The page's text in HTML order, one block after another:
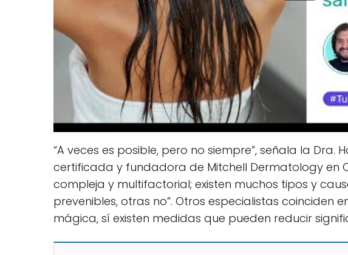
“A veces es posible, pero no siempre”, señala la Dra.
certificada y fundadora de Mitchell Dermatology en
compleja y multifactorial; existen muchos tipos y
prevenibles, otras no”. Otros especialistas coinciden
mágica, sí existen medidas que pueden reducir